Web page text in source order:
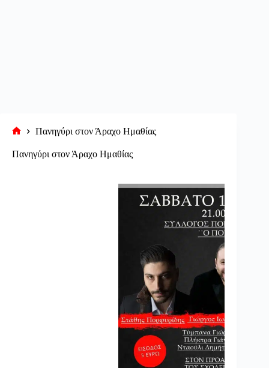
σελίδα
Πανηγύρι στον Άραχο Ημαθίας
Πανηγύρι στον Άραχο Ημαθίας